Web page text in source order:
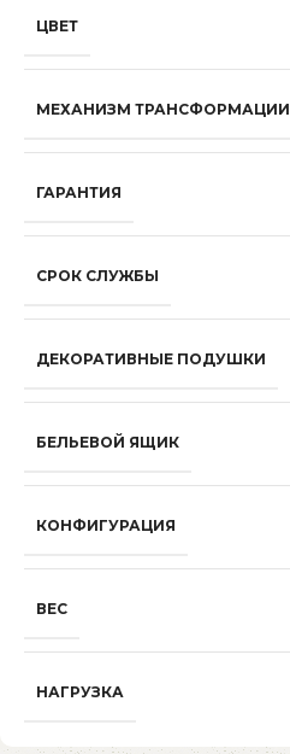
ЦВЕТ
МЕХАНИЗМ ТРАНСФОРМАЦИИ
ГАРАНТИЯ
СРОК СЛУЖБЫ
ДЕКОРАТИВНЫЕ ПОДУШКИ
БЕЛЬЕВОЙ ЯЩИК
КОНФИГУРАЦИЯ
ВЕС
НАГРУЗКА